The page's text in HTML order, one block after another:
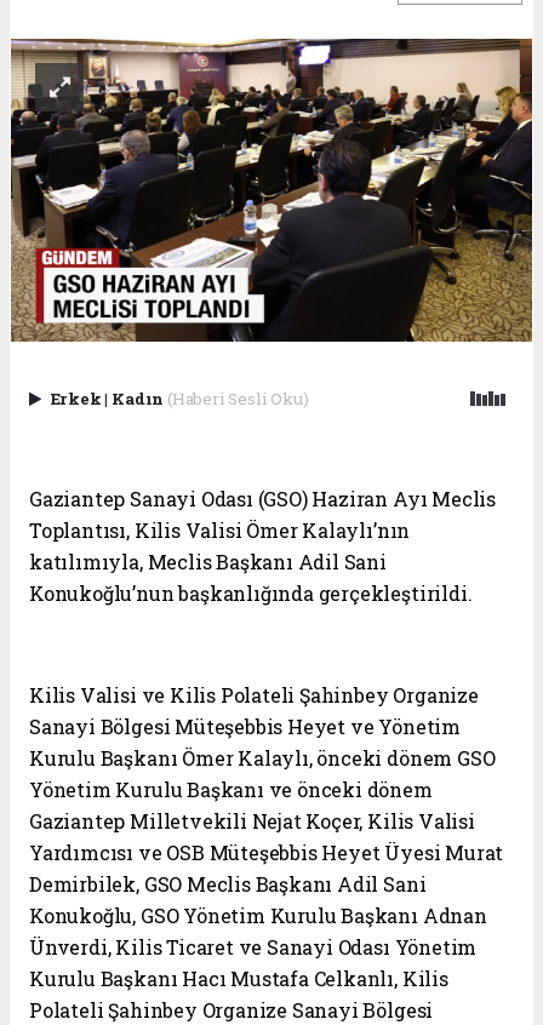
Erkek| Kadın (Haberi Sesli Oku)
Gaziantep Sanayi Odası (GSO) Haziran Ayı Meclis
Toplantısı, Kilis Valisi Ömer Kalaylı’nın
katılımıyla, Meclis Başkanı Adil Sani
Konukoğlu’nun başkanlığında gerçekleştirildi.
Kilis Valisi ve Kilis Polateli Şahinbey Organize
Sanayi Bölgesi Müteşebbis Heyet ve Yönetim
Kurulu Başkanı Ömer Kalaylı, önceki dönem GSO
Yönetim Kurulu Başkanı ve önceki dönem
Gaziantep Milletvekili Nejat Koçer, Kilis Valisi
Yardımcısı ve OSB Müteşebbis Heyet Üyesi Murat
Demirbilek, GSO Meclis Başkanı Adil Sani
Konukoğlu, GSO Yönetim Kurulu Başkanı Adnan
Ünverdi, Kilis Ticaret ve Sanayi Odası Yönetim
Kurulu Başkanı Hacı Mustafa Celkanlı, Kilis
Polateli Şahinbey Organize Sanayi Bölgesi